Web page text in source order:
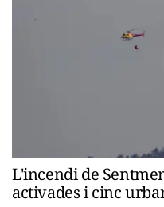
L'incendi de
activades i cinc